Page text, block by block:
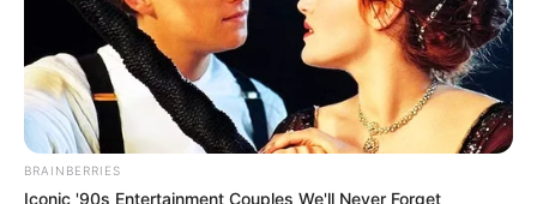
เบอร์มงคลตามราศี
โดย อ.ช้าง ทศพร
เพื่อเปิดโอกาสให้ทุกคนได้รับ
BRAINBERRIES
Iconic '90s Entertainment Couples We'll Never Forget